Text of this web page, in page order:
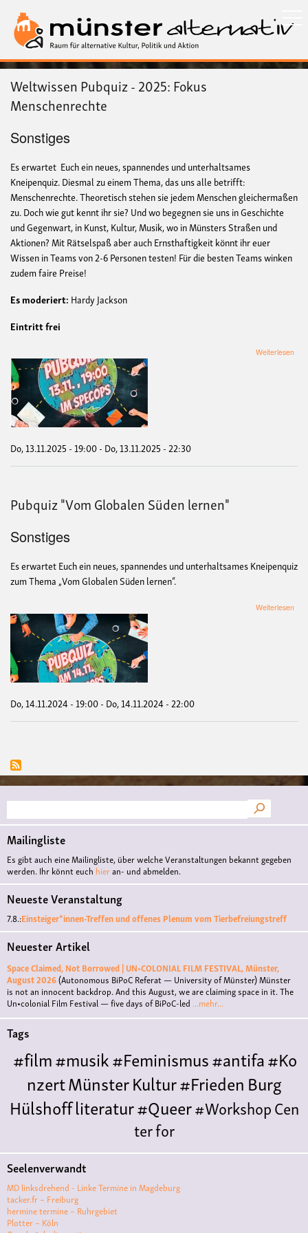
zum
Inhalt
Weltwissen Pubquiz - 2025: Fokus
Menschenrechte
Sonstiges
Es erwartet Euch ein neues, spannendes und unterhaltsames
Kneipenquiz. Diesmal zu einem Thema, das uns alle betrifft:
Menschenrechte. Theoretisch stehen sie jedem Menschen gleichermaßen
zu. Doch wie gut kennt ihr sie? Und wo begegnen sie uns in Geschichte
und Gegenwart, in Kunst, Kultur, Musik, wo in Münsters Straßen und
Aktionen? Mit Rätselspaß aber auch Ernsthaftigkeit könnt ihr euer
Wissen in Teams von 2-6 Personen testen! Für die besten Teams winken
zudem faire Preise!
Es moderiert: Hardy Jackson
Eintritt frei
Weiterlesen
Do, 13.11.2025 - 19:00- Do, 13.11.2025 - 22:30
Pubquiz "Vom Globalen Süden lernen"
Sonstiges
Es erwartet Euch ein neues, spannendes und unterhaltsames Kneipenquiz
zum Thema „Vom Globalen Süden lernen“.
Weiterlesen
Do, 14.11.2024 - 19:00- Do, 14.11.2024 - 22:00
Suche
Mailingliste
Es gibt auch eine Mailingliste, über welche Veranstaltungen bekannt gegeben
werden. Ihr könnt euch hieran- und abmelden.
Neueste Veranstaltung
7.8.:Einsteiger*innen-Treffen und offenes Plenum vom Tierbefreiungstreff
Neuester Artikel
Space Claimed, Not Borrowed | UN•COLONIAL FILM FESTIVAL, Münster,
August 2026(Autonomous BiPoC Referat — University of Münster)Münster
is not an innocent backdrop. And this August, we are claiming space in it. The
Un•colonial Film Festival — five days of BiPoC-led ...mehr...
Tags
#film#musik#Feminismus#antifa#Ko
nzertMünsterKultur#FriedenBurg
Hülshoffliteratur#Queer#WorkshopCen
ter for
LiteraturePolyamoriePolytreff#liveKonzert
Polyamorietreff
MonogamieCNM#jazz#vortrag
ismuskunstantisemitismus
Seelenverwandt
MD linksdrehend - Linke Termine in Magdeburg
tacker.fr – Freiburg
hermine termine – Ruhrgebiet
Plotter – Köln